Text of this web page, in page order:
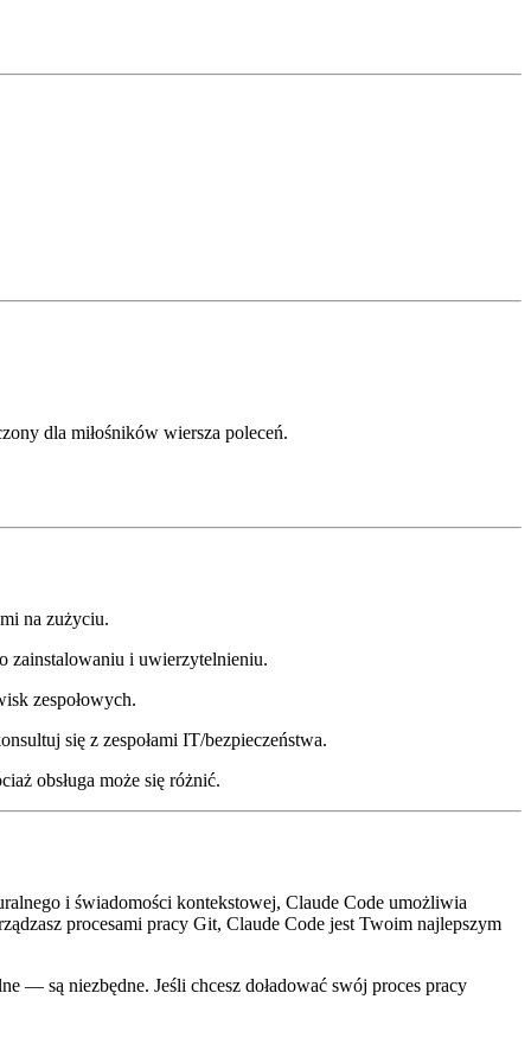
dla miłośników wiersza poleceń.
na zużyciu.
zainstalowaniu i uwierzytelnieniu.
zespołowych.
się z zespołami IT/bezpieczeństwa.
obsługa może się różnić.
i świadomości kontekstowej, Claude Code umożliwia
procesami pracy Git, Claude Code jest Twoim najlepszym
— są niezbędne. Jeśli chcesz doładować swój proces pracy